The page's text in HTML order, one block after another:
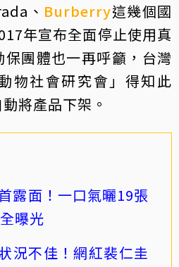
、 Burberry這幾個國
年宣布全面停止使用真
團體也一再呼籲，台灣
物社會研究會」得知此
將產品下架。
露面！一口氣曬19張
曝光
況不佳！網紅裴仁圭